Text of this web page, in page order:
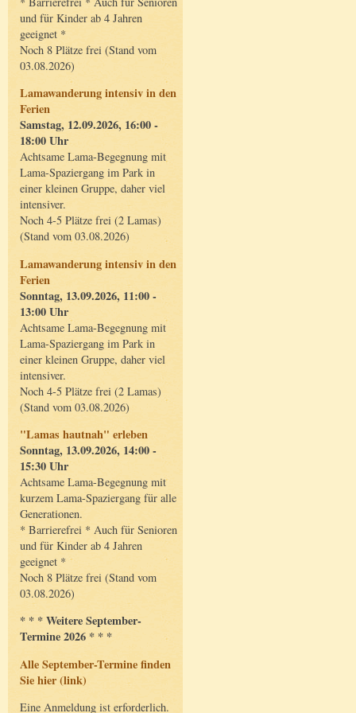
und für Kinder ab 4 Jahren
geeignet *
Noch 8 Plätze frei (Stand vom
03.08.2026)
Lamawanderung intensiv in den
Ferien
Samstag, 12.09.2026, 16:00 -
18:00 Uhr
Achtsame Lama-Begegnung mit
Lama-Spaziergang im Park in
einer kleinen Gruppe, daher viel
intensiver.
Noch 4-5 Plätze frei (2 Lamas)
(Stand vom 03.08.2026)
Lamawanderung intensiv in den
Ferien
Sonntag, 13.09.2026, 11:00 -
13:00 Uhr
Achtsame Lama-Begegnung mit
Lama-Spaziergang im Park in
einer kleinen Gruppe, daher viel
intensiver.
Noch 4-5 Plätze frei (2 Lamas)
(Stand vom 03.08.2026)
"Lamas hautnah" erleben
Sonntag, 13.09.2026, 14:00 -
15:30 Uhr
Achtsame Lama-Begegnung mit
kurzem Lama-Spaziergang für alle
Generationen.
* Barrierefrei * Auch für Senioren
und für Kinder ab 4 Jahren
geeignet *
Noch 8 Plätze frei (Stand vom
03.08.2026)
* * * Weitere September-
Termine 2026 * * *
Alle September-Termine finden
Sie hier (link)
Eine Anmeldung ist erforderlich.